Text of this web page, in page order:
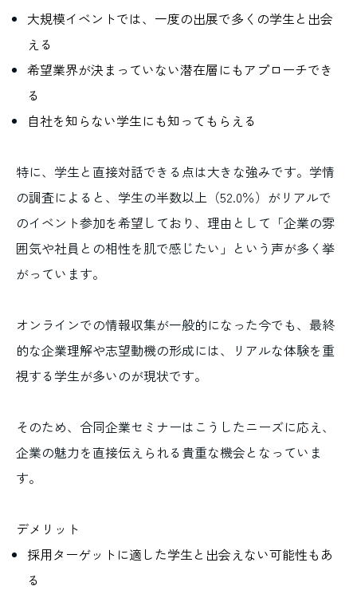
大規模イベントでは、一度の出展で多くの学生と出会
える
希望業界が決まっていない潜在層にもアプローチでき
る
自社を知らない学生にも知ってもらえる
特に、学生と直接対話できる点は大きな強みです。学情
の調査によると、学生の半数以上（52.0％）がリアルで
のイベント参加を希望しており、理由として「企業の雰
囲気や社員との相性を肌で感じたい」という声が多く挙
がっています。
オンラインでの情報収集が一般的になった今でも、最終
的な企業理解や志望動機の形成には、リアルな体験を重
視する学生が多いのが現状です。
そのため、合同企業セミナーはこうしたニーズに応え、
企業の魅力を直接伝えられる貴重な機会となっていま
す。
デメリット
採用ターゲットに適した学生と出会えない可能性もあ
る